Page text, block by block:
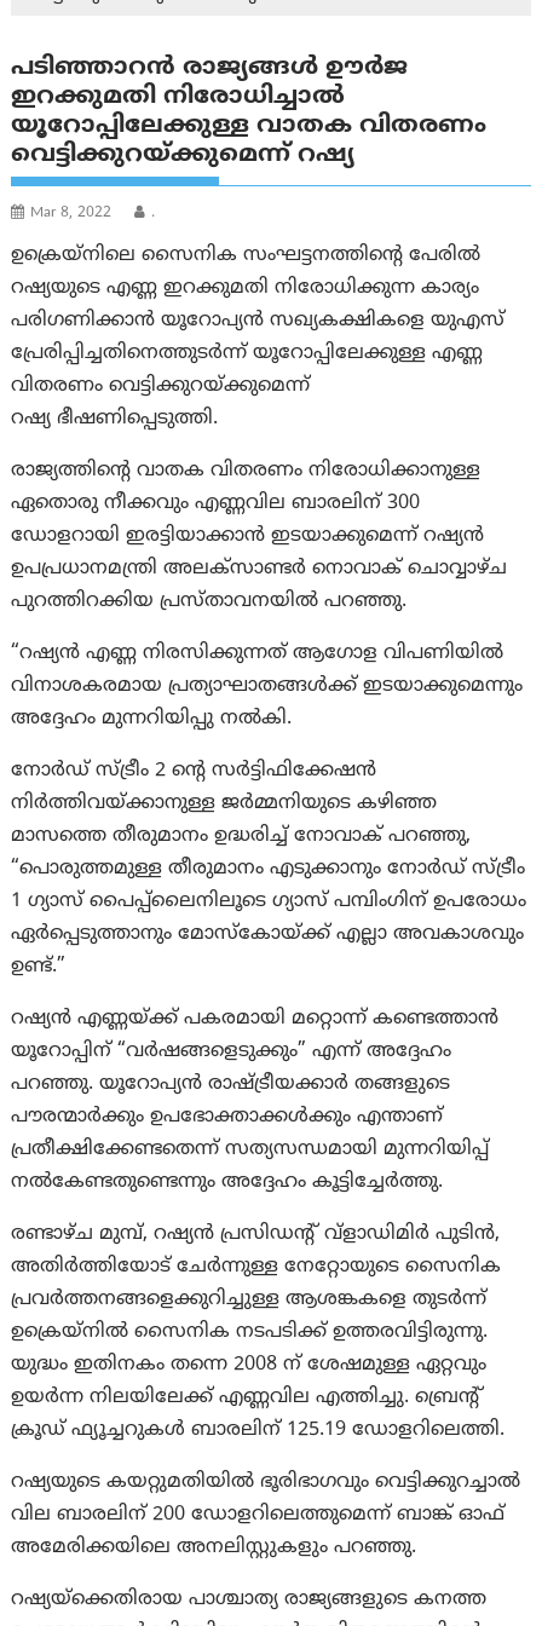
പടിഞ്ഞാറൻ രാജ്യങ്ങൾ ഊർജ
ഇറക്കുമതി നിരോധിച്ചാൽ
യൂറോപ്പിലേക്കുള്ള വാതക വിതരണം
വെട്ടിക്കുറയ്ക്കുമെന്ന് റഷ്യ
Mar 8, 2022 .
ഉക്രെയ്‌നിലെ സൈനിക സംഘട്ടനത്തിന്റെ പേരിൽ
റഷ്യയുടെ എണ്ണ ഇറക്കുമതി നിരോധിക്കുന്ന കാര്യം
പരിഗണിക്കാൻ യൂറോപ്യൻ സഖ്യകക്ഷികളെ യുഎസ്
പ്രേരിപ്പിച്ചതിനെത്തുടർന്ന് യൂറോപ്പിലേക്കുള്ള എണ്ണ
വിതരണം വെട്ടിക്കുറയ്ക്കുമെന്ന്
റഷ്യ ഭീഷണിപ്പെടുത്തി.
രാജ്യത്തിന്റെ വാതക വിതരണം നിരോധിക്കാനുള്ള
ഏതൊരു നീക്കവും എണ്ണവില ബാരലിന് 300
ഡോളറായി ഇരട്ടിയാക്കാൻ ഇടയാക്കുമെന്ന് റഷ്യൻ
ഉപപ്രധാനമന്ത്രി അലക്സാണ്ടർ നൊവാക് ചൊവ്വാഴ്ച
പുറത്തിറക്കിയ പ്രസ്താവനയില്‍ പറഞ്ഞു.
“റഷ്യൻ എണ്ണ നിരസിക്കുന്നത് ആഗോള വിപണിയിൽ
വിനാശകരമായ പ്രത്യാഘാതങ്ങൾക്ക് ഇടയാക്കുമെന്നും
അദ്ദേഹം മുന്നറിയിപ്പു നല്‍കി.
നോർഡ് സ്ട്രീം 2 ന്റെ സർട്ടിഫിക്കേഷൻ
നിർത്തിവയ്ക്കാനുള്ള ജർമ്മനിയുടെ കഴിഞ്ഞ
മാസത്തെ തീരുമാനം ഉദ്ധരിച്ച് നോവാക് പറഞ്ഞു,
“പൊരുത്തമുള്ള തീരുമാനം എടുക്കാനും നോർഡ് സ്ട്രീം
1 ഗ്യാസ് പൈപ്പ്ലൈനിലൂടെ ഗ്യാസ് പമ്പിംഗിന് ഉപരോധം
ഏർപ്പെടുത്താനും മോസ്കോയ്ക്ക് എല്ലാ അവകാശവും
ഉണ്ട്.”
റഷ്യൻ എണ്ണയ്ക്ക് പകരമായി മറ്റൊന്ന് കണ്ടെത്താന്‍
യൂറോപ്പിന് “വർഷങ്ങളെടുക്കും” എന്ന് അദ്ദേഹം
പറഞ്ഞു. യൂറോപ്യൻ രാഷ്ട്രീയക്കാർ തങ്ങളുടെ
പൗരന്മാർക്കും ഉപഭോക്താക്കൾക്കും എന്താണ്
പ്രതീക്ഷിക്കേണ്ടതെന്ന് സത്യസന്ധമായി മുന്നറിയിപ്പ്
നൽകേണ്ടതുണ്ടെന്നും അദ്ദേഹം കൂട്ടിച്ചേർത്തു.
രണ്ടാഴ്ച മുമ്പ്, റഷ്യൻ പ്രസിഡന്റ് വ്‌ളാഡിമിർ പുടിൻ,
അതിർത്തിയോട് ചേർന്നുള്ള നേറ്റോയുടെ സൈനിക
പ്രവർത്തനങ്ങളെക്കുറിച്ചുള്ള ആശങ്കകളെ തുടർന്ന്
ഉക്രെയ്‌നിൽ സൈനിക നടപടിക്ക് ഉത്തരവിട്ടിരുന്നു.
യുദ്ധം ഇതിനകം തന്നെ 2008 ന് ശേഷമുള്ള ഏറ്റവും
ഉയർന്ന നിലയിലേക്ക് എണ്ണവില എത്തിച്ചു. ബ്രെന്റ്
ക്രൂഡ് ഫ്യൂച്ചറുകൾ ബാരലിന് 125.19 ഡോളറിലെത്തി.
റഷ്യയുടെ കയറ്റുമതിയിൽ ഭൂരിഭാഗവും വെട്ടിക്കുറച്ചാൽ
വില ബാരലിന് 200 ഡോളറിലെത്തുമെന്ന് ബാങ്ക് ഓഫ്
അമേരിക്കയിലെ അനലിസ്റ്റുകളും പറഞ്ഞു.
റഷ്യയ്‌ക്കെതിരായ പാശ്ചാത്യ രാജ്യങ്ങളുടെ കനത്ത